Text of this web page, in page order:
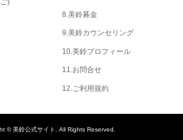
8.美鈴募金
9.美鈴カウンセリング
10.美鈴プロフィール
11.お問合せ
12.ご利用規約
©美鈴公式サイト. All Rights Reserved.